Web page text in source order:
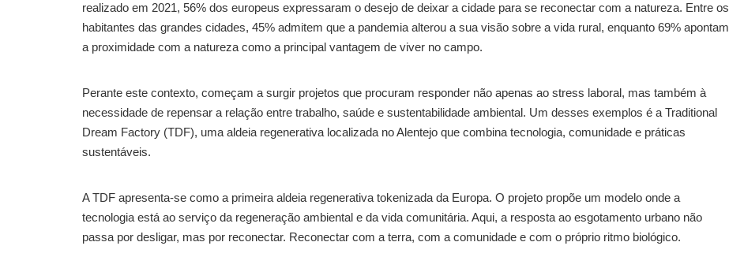
realizado em 2021, 56% dos europeus expressaram o desejo de deixar a cidade para se reconectar com a natureza. Entre os
habitantes das grandes cidades, 45% admitem que a pandemia alterou a sua visão sobre a vida rural, enquanto 69% apontam
a proximidade com a natureza como a principal vantagem de viver no campo.
Perante este contexto, começam a surgir projetos que procuram responder não apenas ao stress laboral, mas também à
necessidade de repensar a relação entre trabalho, saúde e sustentabilidade ambiental. Um desses exemplos é a Traditional
Dream Factory (TDF), uma aldeia regenerativa localizada no Alentejo que combina tecnologia, comunidade e práticas
sustentáveis.
A TDF apresenta-se como a primeira aldeia regenerativa tokenizada da Europa. O projeto propõe um modelo onde a
tecnologia está ao serviço da regeneração ambiental e da vida comunitária. Aqui, a resposta ao esgotamento urbano não
passa por desligar, mas por reconectar. Reconectar com a terra, com a comunidade e com o próprio ritmo biológico.